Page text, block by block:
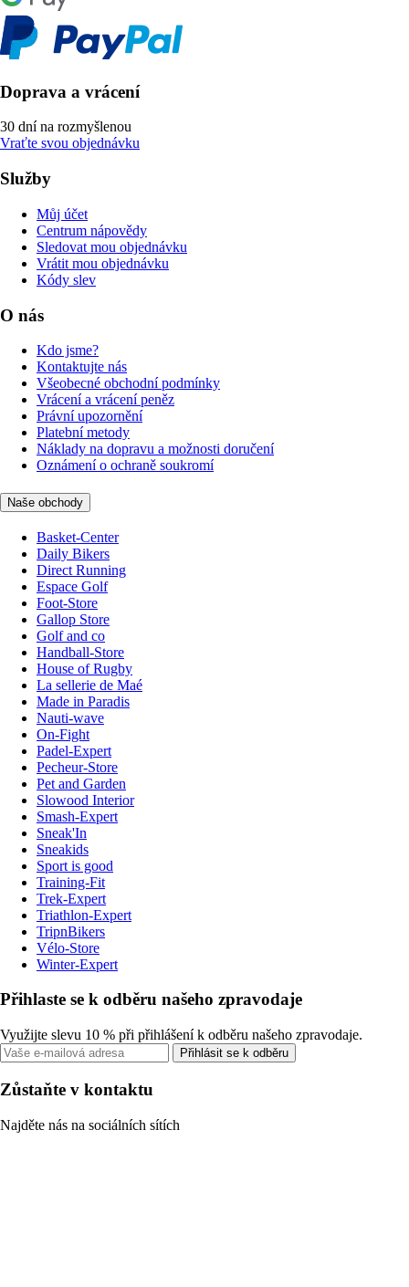
Doprava a vrácení
30 dní na rozmyšlenou
Vraťte svou objednávku
Služby
Můj účet
Centrum nápovědy
Sledovat mou objednávku
Vrátit mou objednávku
Kódy slev
O nás
Kdo jsme?
Kontaktujte nás
Všeobecné obchodní podmínky
Vrácení a vrácení peněz
Právní upozornění
Platební metody
Náklady na dopravu a možnosti doručení
Oznámení o ochraně soukromí
Naše obchody
Basket-Center
Daily Bikers
Direct Running
Espace Golf
Foot-Store
Gallop Store
Golf and co
Handball-Store
House of Rugby
La sellerie de Maé
Made in Paradis
Nauti-wave
On-Fight
Padel-Expert
Pecheur-Store
Pet and Garden
Slowood Interior
Smash-Expert
Sneak'In
Sneakids
Sport is good
Training-Fit
Trek-Expert
Triathlon-Expert
TripnBikers
Vélo-Store
Winter-Expert
Přihlaste se k odběru našeho zpravodaje
Využijte slevu 10 % při přihlášení k odběru našeho zpravodaje.
Přihlásit se k odběru
Zůstaňte v kontaktu
Najděte nás na sociálních sítích